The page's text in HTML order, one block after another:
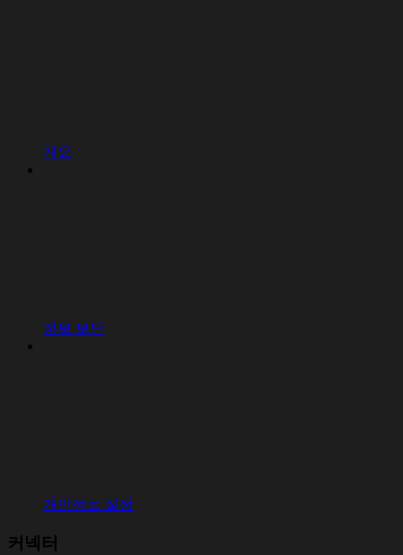
개요
정보 보안
개인정보 설정
커넥터